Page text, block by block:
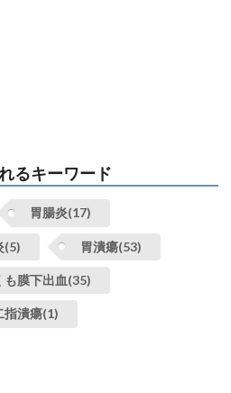
るキーワード
胃腸炎(17)
(5) 胃潰瘍(53)
も膜下出血(35)
指潰瘍(1)